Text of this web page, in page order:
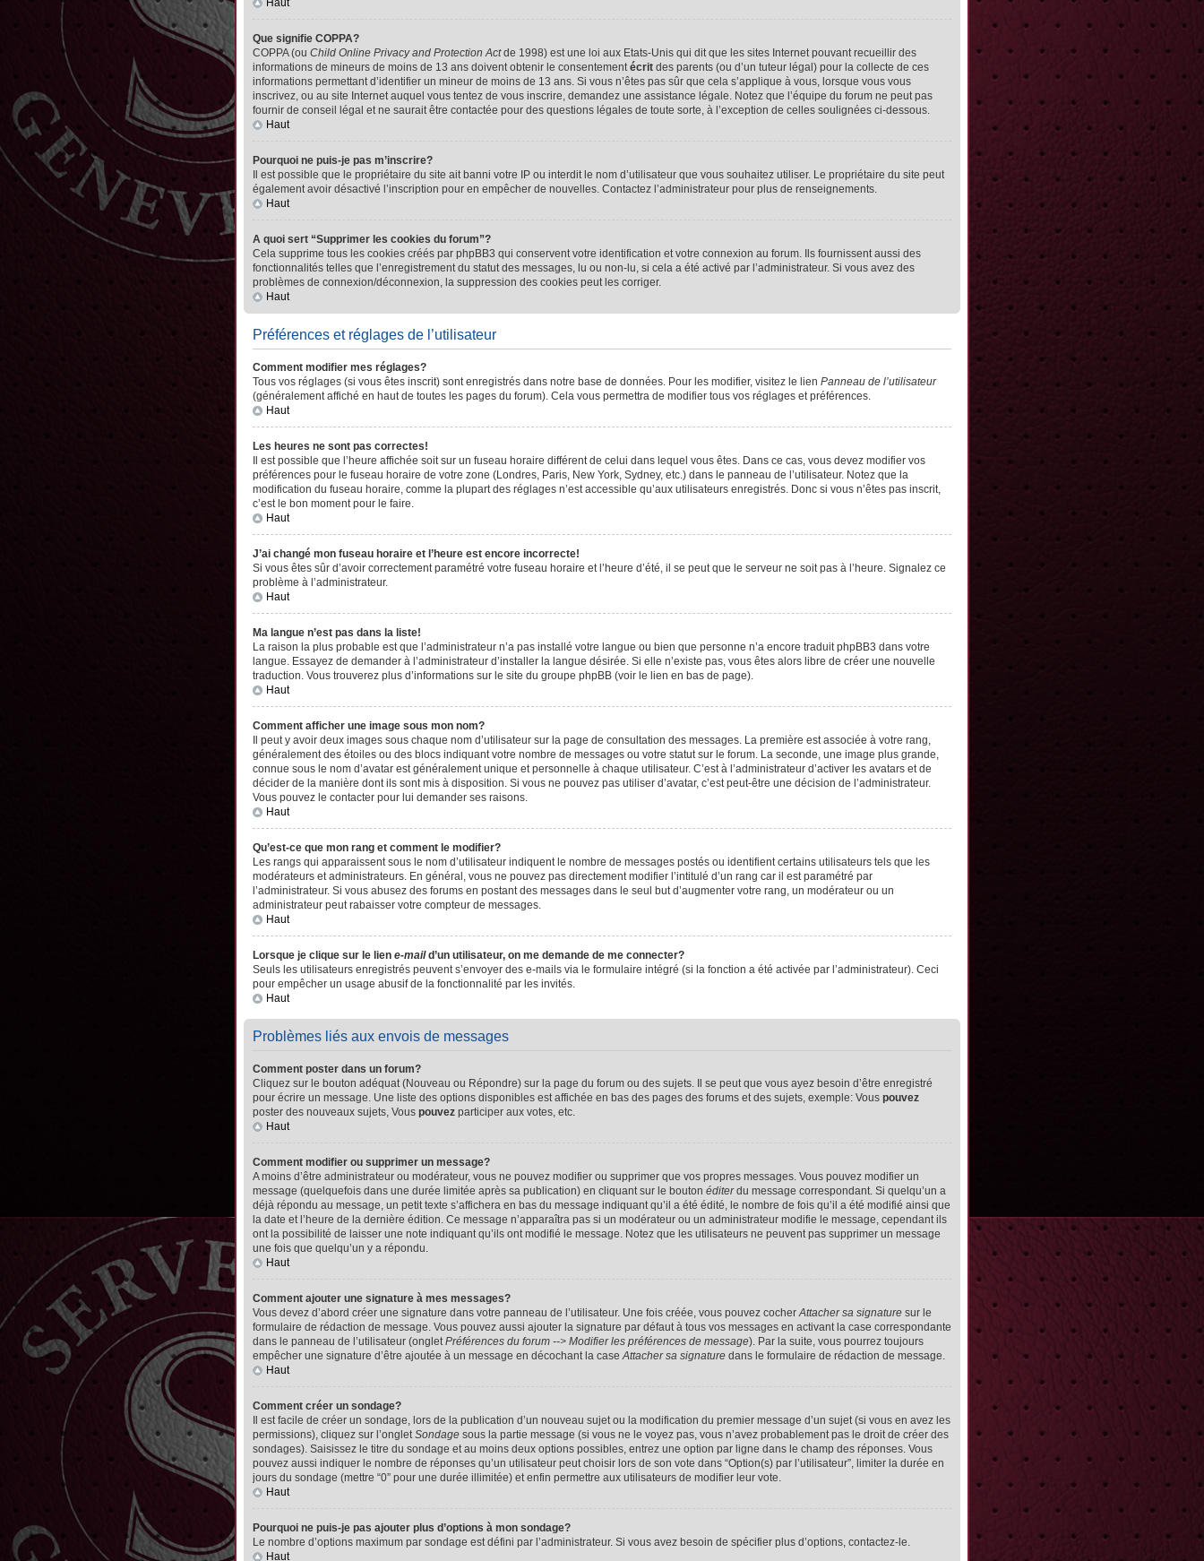
Haut
Que signifie COPPA?
COPPA (ou Child Online Privacy and Protection Actde 1998) est une loi aux Etats-Unis qui dit que les sites Internet pouvant recueillir des
informations de mineurs de moins de 13 ans doivent obtenir le consentementécrit des parents (ou d’un tuteur légal) pour la collecte de ces
informations permettant d’identifier un mineur de moins de 13 ans. Si vous n’êtes pas sûr que cela s’applique à vous, lorsque vous vous
inscrivez, ou au site Internet auquel vous tentez de vous inscrire, demandez une assistance légale. Notez que l’équipe du forum ne peut pas
fournir de conseil légal et ne saurait être contactée pour des questions légales de toute sorte, à l’exception de celles soulignées ci-dessous.
Haut
Pourquoi ne puis-je pas m’inscrire?
Il est possible que le propriétaire du site ait banni votre IP ou interdit le nom d’utilisateur que vous souhaitez utiliser. Le propriétaire du site peut
également avoir désactivé l’inscription pour en empêcher de nouvelles. Contactez l’administrateur pour plus de renseignements.
Haut
A quoi sert “Supprimer les cookies du forum”?
Cela supprime tous les cookies créés par phpBB3 qui conservent votre identification et votre connexion au forum. Ils fournissent aussi des
fonctionnalités telles que l’enregistrement du statut des messages, lu ou non-lu, si cela a été activé par l’administrateur. Si vous avez des
problèmes de connexion/déconnexion, la suppression des cookies peut les corriger.
Haut
Préférences et réglages de l’utilisateur
Comment modifier mes réglages?
Tous vos réglages (si vous êtes inscrit) sont enregistrés dans notre base de données. Pour les modifier, visitez le lien Panneau de l’utilisateur
(généralement affiché en haut de toutes les pages du forum). Cela vous permettra de modifier tous vos réglages et préférences.
Haut
Les heures ne sont pas correctes!
Il est possible que l’heure affichée soit sur un fuseau horaire différent de celui dans lequel vous êtes. Dans ce cas, vous devez modifier vos
préférences pour le fuseau horaire de votre zone (Londres, Paris, New York, Sydney, etc.) dans le panneau de l’utilisateur. Notez que la
modification du fuseau horaire, comme la plupart des réglages n’est accessible qu’aux utilisateurs enregistrés. Donc si vous n’êtes pas inscrit,
c’est le bon moment pour le faire.
Haut
J’ai changé mon fuseau horaire et l’heure est encore incorrecte!
Si vous êtes sûr d’avoir correctement paramétré votre fuseau horaire et l’heure d’été, il se peut que le serveur ne soit pas à l’heure. Signalez ce
problème à l’administrateur.
Haut
Ma langue n’est pas dans la liste!
La raison la plus probable est que l’administrateur n’a pas installé votre langue ou bien que personne n’a encore traduit phpBB3 dans votre
langue. Essayez de demander à l’administrateur d’installer la langue désirée. Si elle n’existe pas, vous êtes alors libre de créer une nouvelle
traduction. Vous trouverez plus d’informations sur le site du groupe phpBB (voir le lien en bas de page).
Haut
Comment afficher une image sous mon nom?
Il peut y avoir deux images sous chaque nom d’utilisateur sur la page de consultation des messages. La première est associée à votre rang,
généralement des étoiles ou des blocs indiquant votre nombre de messages ou votre statut sur le forum. La seconde, une image plus grande,
connue sous le nom d’avatar est généralement unique et personnelle à chaque utilisateur. C’est à l’administrateur d’activer les avatars et de
décider de la manière dont ils sont mis à disposition. Si vous ne pouvez pas utiliser d’avatar, c’est peut-être une décision de l’administrateur.
Vous pouvez le contacter pour lui demander ses raisons.
Haut
Qu’est-ce que mon rang et comment le modifier?
Les rangs qui apparaissent sous le nom d’utilisateur indiquent le nombre de messages postés ou identifient certains utilisateurs tels que les
modérateurs et administrateurs. En général, vous ne pouvez pas directement modifier l’intitulé d’un rang car il est paramétré par
l’administrateur. Si vous abusez des forums en postant des messages dans le seul but d’augmenter votre rang, un modérateur ou un
administrateur peut rabaisser votre compteur de messages.
Haut
Lorsque je clique sur le lien e-maild’un utilisateur, on me demande de me connecter?
Seuls les utilisateurs enregistrés peuvent s’envoyer des e-mails via le formulaire intégré (si la fonction a été activée par l’administrateur). Ceci
pour empêcher un usage abusif de la fonctionnalité par les invités.
Haut
Problèmes liés aux envois de messages
Comment poster dans un forum?
Cliquez sur le bouton adéquat (Nouveau ou Répondre) sur la page du forum ou des sujets. Il se peut que vous ayez besoin d’être enregistré
pour écrire un message. Une liste des options disponibles est affichée en bas des pages des forums et des sujets, exemple: Vous pouvez
poster des nouveaux sujets, Vous pouvez participer aux votes, etc.
Haut
Comment modifier ou supprimer un message?
A moins d’être administrateur ou modérateur, vous ne pouvez modifier ou supprimer que vos propres messages. Vous pouvez modifier un
message (quelquefois dans une durée limitée après sa publication) en cliquant sur le bouton éditerdu message correspondant. Si quelqu’un a
déjà répondu au message, un petit texte s’affichera en bas du message indiquant qu’il a été édité, le nombre de fois qu’il a été modifié ainsi que
la date et l’heure de la dernière édition. Ce message n’apparaîtra pas si un modérateur ou un administrateur modifie le message, cependant ils
ont la possibilité de laisser une note indiquant qu’ils ont modifié le message. Notez que les utilisateurs ne peuvent pas supprimer un message
une fois que quelqu’un y a répondu.
Haut
Comment ajouter une signature à mes messages?
Vous devez d’abord créer une signature dans votre panneau de l’utilisateur. Une fois créée, vous pouvez cocherAttacher sa signature sur le
formulaire de rédaction de message. Vous pouvez aussi ajouter la signature par défaut à tous vos messages en activant la case correspondante
dans le panneau de l’utilisateur (ongletPréférences du forum --> Modifier les préférences de message). Par la suite, vous pourrez toujours
empêcher une signature d’être ajoutée à un message en décochant la caseAttacher sa signature dans le formulaire de rédaction de message.
Haut
Comment créer un sondage?
Il est facile de créer un sondage, lors de la publication d’un nouveau sujet ou la modification du premier message d’un sujet (si vous en avez les
permissions), cliquez sur l’ongletSondage sous la partie message (si vous ne le voyez pas, vous n’avez probablement pas le droit de créer des
sondages). Saisissez le titre du sondage et au moins deux options possibles, entrez une option par ligne dans le champ des réponses. Vous
pouvez aussi indiquer le nombre de réponses qu’un utilisateur peut choisir lors de son vote dans “Option(s) par l’utilisateur”, limiter la durée en
jours du sondage (mettre “0” pour une durée illimitée) et enfin permettre aux utilisateurs de modifier leur vote.
Haut
Pourquoi ne puis-je pas ajouter plus d’options à mon sondage?
Le nombre d’options maximum par sondage est défini par l’administrateur. Si vous avez besoin de spécifier plus d’options, contactez-le.
Haut